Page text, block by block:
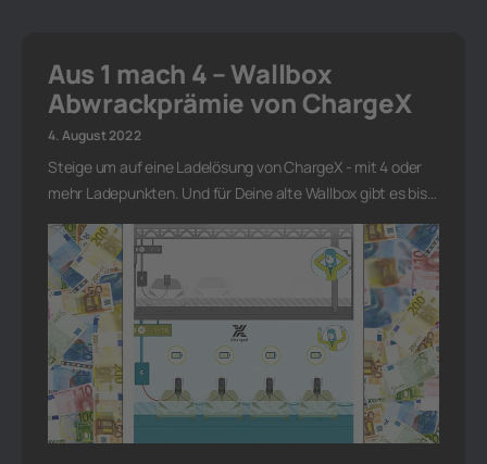
Aus 1 mach 4 – Wallbox
Abwrackprämie von ChargeX
4. August 2022
Steige um auf eine Ladelösung von ChargeX - mit 4 oder
mehr Ladepunkten. Und für Deine alte Wallbox gibt es bis…